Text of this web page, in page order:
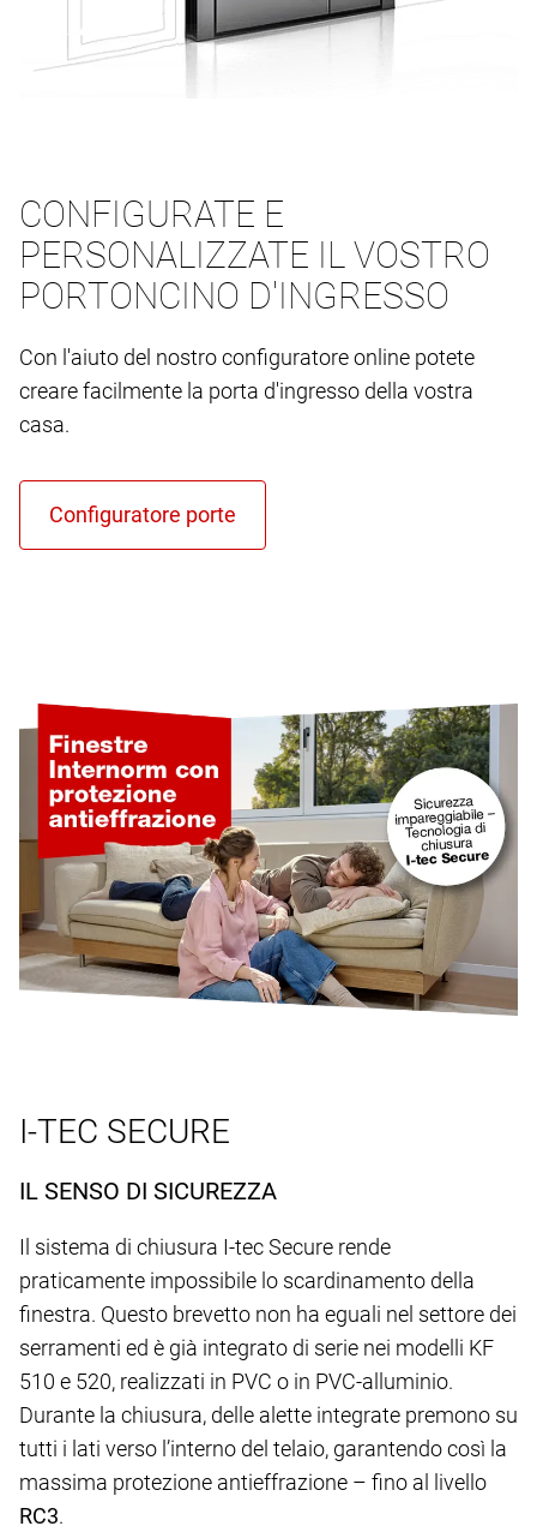
CONFIGURATE E
PERSONALIZZATE IL VOSTRO
PORTONCINO D'INGRESSO
Con l'aiuto del nostro configuratore online potete
creare facilmente la porta d'ingresso della vostra
casa.
I-TEC SECURE
IL SENSO DI SICUREZZA
Il sistema di chiusura I-tec Secure rende
praticamente impossibile lo scardinamento della
finestra. Questo brevetto non ha eguali nel settore dei
serramenti ed è già integrato di serie nei modelli KF
510 e 520, realizzati in PVC o in PVC-alluminio.
Durante la chiusura, delle alette integrate premono su
tutti i lati verso l’interno del telaio, garantendo così la
massima protezione antieffrazione – fino al livello
RC3.